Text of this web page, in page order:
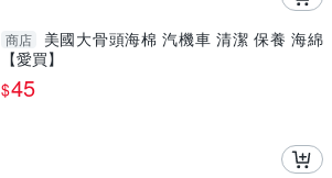
商店
美國大骨頭海棉 汽機車 清潔 保養 海綿
【愛買】
$45